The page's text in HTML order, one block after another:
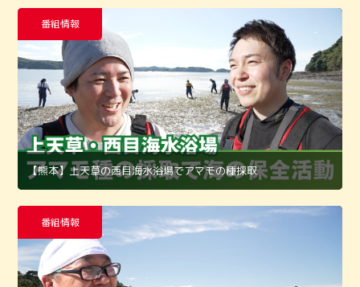
番組情報
【熊本】上天草の西目海水浴場でアマモの種採取
番組情報